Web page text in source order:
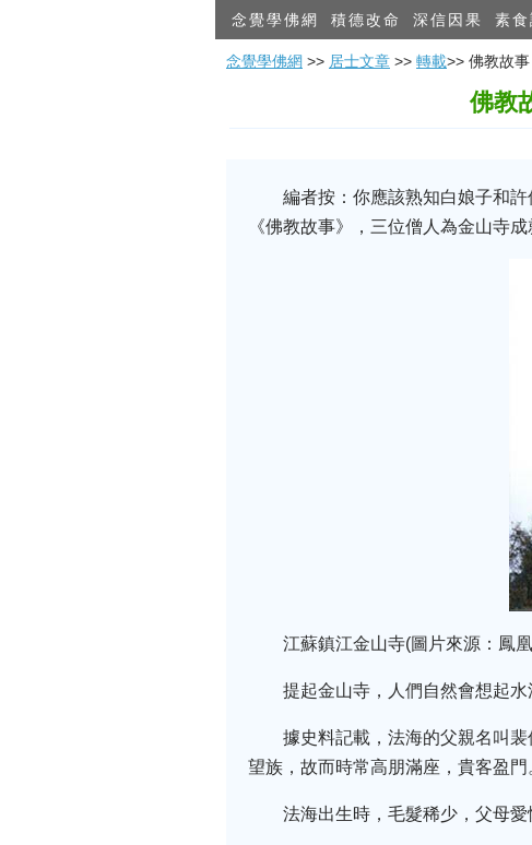
念覺學佛網 積德改命 深信因果 素食
念覺學佛網 >> 居士文章 >> 轉載>> 佛教故
佛教
編者按：你應該熟知白娘子和
《佛教故事》，三位僧人為金山寺成
江蘇鎮江金山寺(圖片來源：鳳
提起金山寺，人們自然會想起
據史料記載，法海的父親名叫
望族，故而時常高朋滿座，貴客盈門
法海出生時，毛髮稀少，父母